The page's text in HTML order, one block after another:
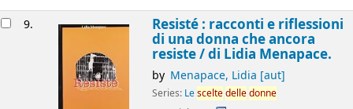
9. Resisté : racconti e riflessioni
di una donna che ancora
resiste /di Lidia Menapace.
by Menapace, Lidia [aut]
Series: Lesceltedelledonne